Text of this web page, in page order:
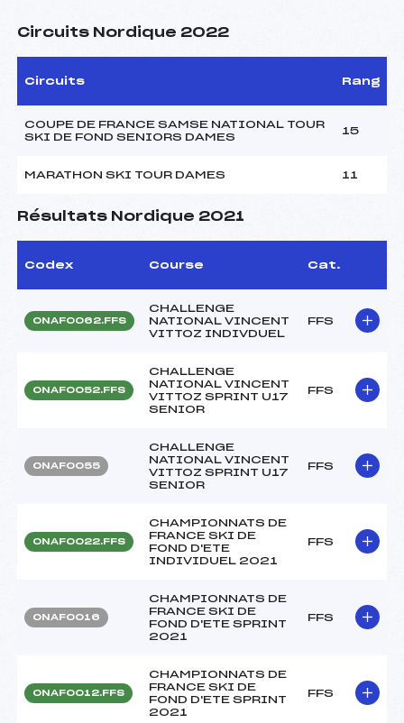
Circuits Nordique 2022
Circuits Rang
COUPE DE FRANCE SAMSE NATIONAL TOUR
SKI DE FOND SENIORS DAMES
15
MARATHON SKI TOUR DAMES 11
Résultats Nordique 2021
Codex Course Cat.
ONAF0062.FFS
CHALLENGE
NATIONAL VINCENT
VITTOZ INDIVDUEL
FFS
ONAF0052.FFS
CHALLENGE
NATIONAL VINCENT
VITTOZ SPRINT U17
SENIOR
FFS
ONAF0055
CHALLENGE
NATIONAL VINCENT
VITTOZ SPRINT U17
SENIOR
FFS
ONAF0022.FFS
CHAMPIONNATS DE
FRANCE SKI DE
FOND D'ETE
INDIVIDUEL 2021
FFS
ONAF0016
CHAMPIONNATS DE
FRANCE SKI DE
FOND D'ETE SPRINT
2021
FFS
ONAF0012.FFS
CHAMPIONNATS DE
FRANCE SKI DE
FOND D'ETE SPRINT
2021
FFS